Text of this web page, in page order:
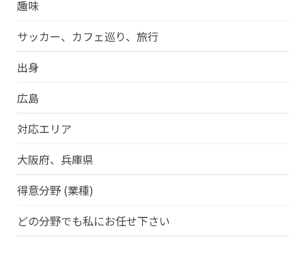
趣味
サッカー、カフェ巡り、旅行
出身
広島
対応エリア
大阪府、兵庫県
得意分野 (業種)
どの分野でも私にお任せ下さい